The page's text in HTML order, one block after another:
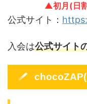
▲初月(日
公式サイト：
入会は公式サイト
chocoZAP(